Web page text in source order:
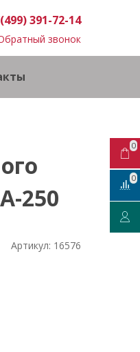
391-72-14
звонок
250
Артикул: 16576
0
0